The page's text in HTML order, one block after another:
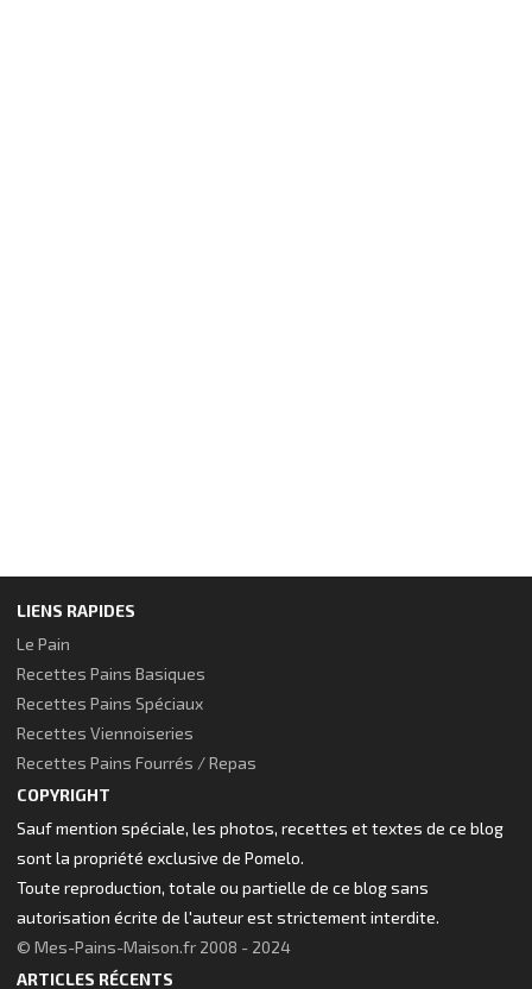
LIENS RAPIDES
Le Pain
Recettes Pains Basiques
Recettes Pains Spéciaux
Recettes Viennoiseries
Recettes Pains Fourrés / Repas
COPYRIGHT
Sauf mention spéciale, les photos, recettes et textes de ce blog
sont la propriété exclusive de Pomelo.
Toute reproduction, totale ou partielle de ce blog sans
autorisation écrite de l'auteur est strictement interdite.
© Mes-Pains-Maison.fr 2008 - 2024
ARTICLES RÉCENTS